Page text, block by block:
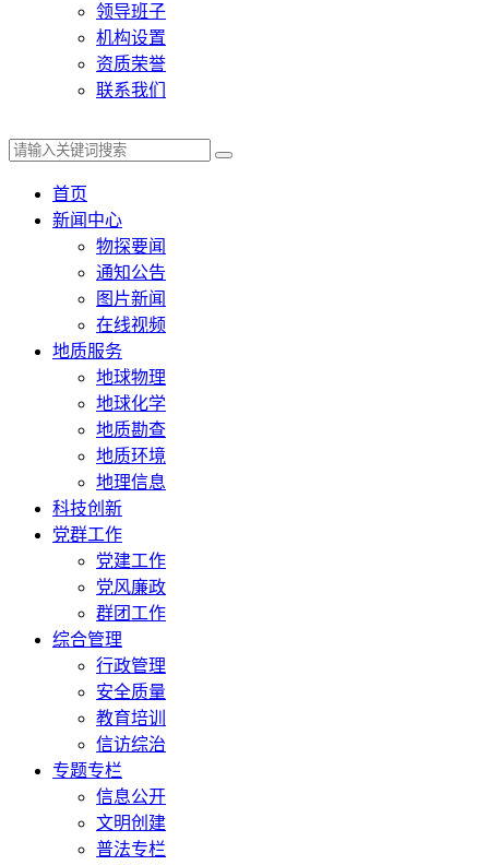
领导班子
机构设置
资质荣誉
联系我们
首页
新闻中心
物探要闻
通知公告
图片新闻
在线视频
地质服务
地球物理
地球化学
地质勘查
地质环境
地理信息
科技创新
党群工作
党建工作
党风廉政
群团工作
综合管理
行政管理
安全质量
教育培训
信访综治
专题专栏
信息公开
文明创建
普法专栏